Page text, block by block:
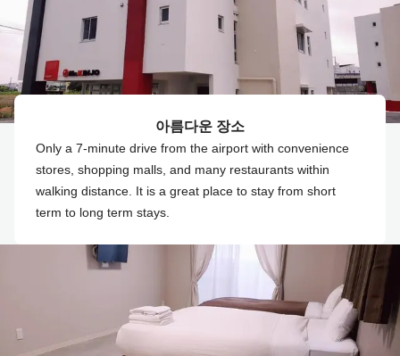
아름다운 장소
Only a 7-minute drive from the airport with convenience
stores, shopping malls, and many restaurants within
walking distance. It is a great place to stay from short
term to long term stays.